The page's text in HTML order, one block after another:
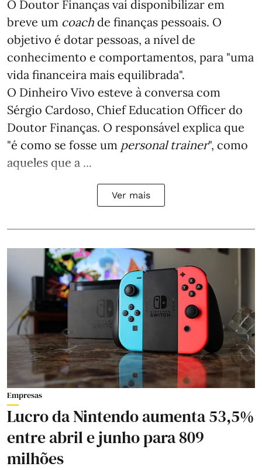
O Doutor Finanças vai disponibilizar em
breve um coach de finanças pessoais. O
objetivo é dotar pessoas, a nível de
conhecimento e comportamentos, para "uma
vida financeira mais equilibrada".
O Dinheiro Vivo esteve à conversa com
Sérgio Cardoso, Chief Education Officer do
Doutor Finanças. O responsável explica que
"é como se fosse um personal trainer", como
aqueles que a ...
Ver mais
Empresas
Lucro da Nintendo aumenta 53,5%
entre abril e junho para 809
milhões